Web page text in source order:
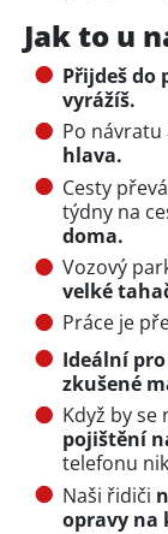
Jak to u
Přijdeš do
vyrážíš.
Po
hlava.
Cesty
týdny na
doma.
Vozový
velké
Práce je
Ideální
zkušené
Když by
pojištění
telefonu
Naši řidiči
opravy na